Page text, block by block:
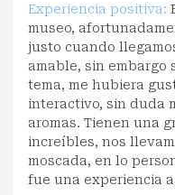
Experiencia positiva:
museo,
justo cuando
amable, sin embargo
tema, me hubiera
interactivo, sin duda
aromas. Tienen una
increíbles, nos
moscada, en lo
fue una experiencia